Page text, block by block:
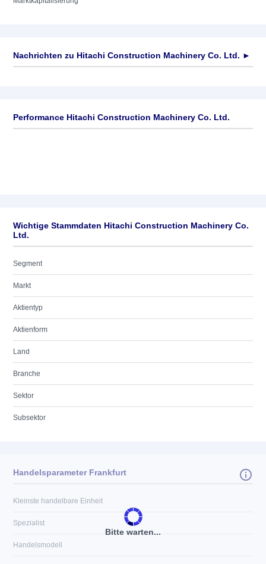
Nachrichten zu Hitachi Construction Machinery Co. Ltd. ►
Performance Hitachi Construction Machinery Co. Ltd.
Wichtige Stammdaten Hitachi Construction Machinery Co.
Ltd.
Segment
Markt
Aktientyp
Aktienform
Land
Branche
Sektor
Subsektor
Bitte warten...
Handelsparameter Frankfurt
Kleinste handelbare Einheit
Spezialist
Handelsmodell